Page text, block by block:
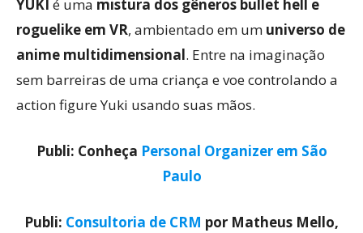
YUKI é uma mistura dos gêneros bullet hell e
roguelike em VR, ambientado em um universo de
anime multidimensional. Entre na imaginação
sem barreiras de uma criança e voe controlando a
action figure Yuki usando suas mãos.
Publi: Conheça Personal Organizer em São
Paulo
Publi: Consultoria de CRM por Matheus Mello,